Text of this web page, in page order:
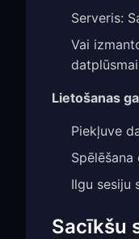
Serveris:
Vai
datplūsmai
Lietošanas
Piekļuve
Ilgu sesiju
Sacīkšu